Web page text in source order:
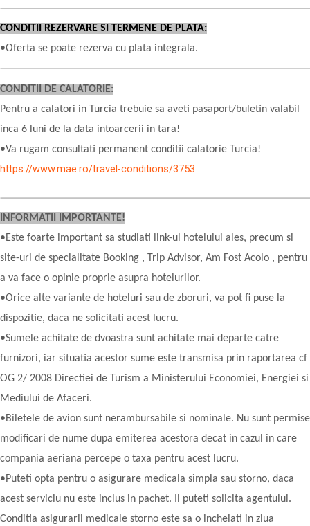
CONDITII REZERVARE SI TERMENE DE PLATA:
•Oferta se poate rezerva cu plata integrala.
CONDITII DE CALATORIE:
Pentru a calatori in Turcia trebuie sa aveti pasaport/buletin valabil
inca 6 luni de la data intoarcerii in tara!
•Va rugam consultati permanent conditii calatorie Turcia!
https://www.mae.ro/travel-conditions/3753
INFORMATII IMPORTANTE!
•Este foarte important sa studiati link-ul hotelului ales, precum si
site-uri de specialitate Booking , Trip Advisor, Am Fost Acolo , pentru
a va face o opinie proprie asupra hotelurilor.
•Orice alte variante de hoteluri sau de zboruri, va pot fi puse la
dispozitie, daca ne solicitati acest lucru.
•Sumele achitate de dvoastra sunt achitate mai departe catre
furnizori, iar situatia acestor sume este transmisa prin raportarea cf
OG 2/ 2008 Directiei de Turism a Ministerului Economiei, Energiei si
Mediului de Afaceri.
•Biletele de avion sunt nerambursabile si nominale. Nu sunt permise
modificari de nume dupa emiterea acestora decat in cazul in care
compania aeriana percepe o taxa pentru acest lucru.
•Puteti opta pentru o asigurare medicala simpla sau storno, daca
acest serviciu nu este inclus in pachet. Il puteti solicita agentului.
Conditia asigurarii medicale storno este sa o incheiati in ziua